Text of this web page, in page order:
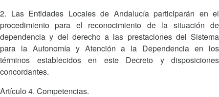
2. Las Entidades Locales de Andalucía participarán en el
procedimiento para el reconocimiento de la situación de
dependencia y del derecho a las prestaciones del Sistema
para la Autonomía y Atención a la Dependencia en los
términos establecidos en este Decreto y disposiciones
concordantes.
Artículo 4. Competencias.